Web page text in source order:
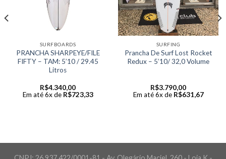
SURFBOARDS
PRANCHA SHARPEYE/FILE
FIFTY – TAM: 5’10 / 29.45
Litros
R$4.340,00
Em até 6x de R$723,33
SURFING
Prancha De Surf Lost Rocket
Redux – 5’10/ 32,0 Volume
R$3.790,00
Em até 6x de R$631,67